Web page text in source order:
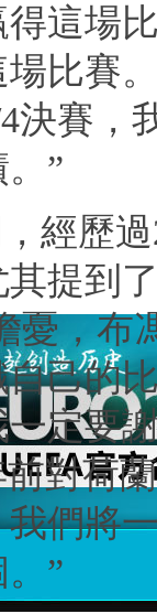
這場
比賽
決賽，
”
經歷
提到
憂，布
己的
定要
前對荷
們將
”